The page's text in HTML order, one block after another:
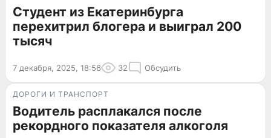
Студент из Екатеринбурга
перехитрил блогера и выиграл 200
тысяч
7 декабря, 2025, 18:56 32 Обсудить
ДОРОГИ И ТРАНСПОРТ
Водитель расплакался после
рекордного показателя алкоголя